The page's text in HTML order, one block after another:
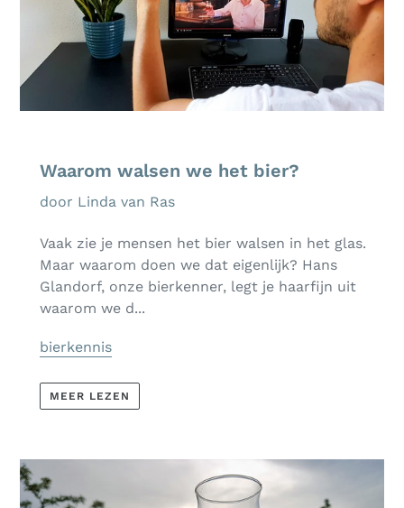
Waarom walsen we het bier?
door Linda van Ras
Vaak zie je mensen het bier walsen in het glas.
Maar waarom doen we dat eigenlijk? Hans
Glandorf, onze bierkenner, legt je haarfijn uit
waarom we d...
bierkennis
MEER LEZEN